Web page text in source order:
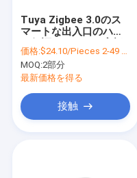
Tuya Zigbee 3.0のス
マートな出入口のハブ
価格:$24.10/Pieces 2-49 Pieces
MOQ:2部分
最新価格を得る
接触